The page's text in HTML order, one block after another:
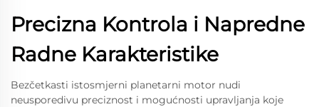
Precizna Kontrola i Napredne
Radne Karakteristike
Bezčetkasti istosmjerni planetarni motor nudi
neusporedivu preciznost i mogućnosti upravljanja koje